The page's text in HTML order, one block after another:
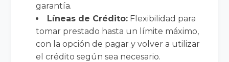
garantía.
Líneas de Crédito: Flexibilidad para
tomar prestado hasta un límite máximo,
con la opción de pagar y volver a utilizar
el crédito según sea necesario.